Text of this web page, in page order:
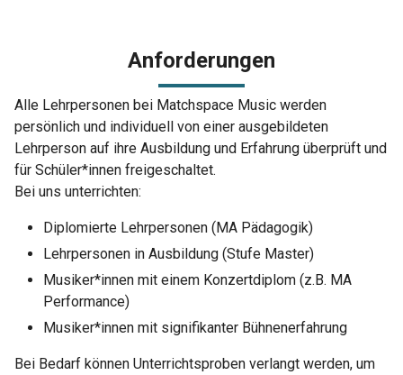
Anforderungen
Alle Lehrpersonen bei Matchspace Music werden
persönlich und individuell von einer ausgebildeten
Lehrperson auf ihre Ausbildung und Erfahrung überprüft und
für Schüler*innen freigeschaltet.
Bei uns unterrichten:
Diplomierte Lehrpersonen (MA Pädagogik)
Lehrpersonen in Ausbildung (Stufe Master)
Musiker*innen mit einem Konzertdiplom (z.B. MA
Performance)
Musiker*innen mit signifikanter Bühnenerfahrung
Bei Bedarf können Unterrichtsproben verlangt werden, um